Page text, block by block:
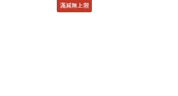
滿減無上限